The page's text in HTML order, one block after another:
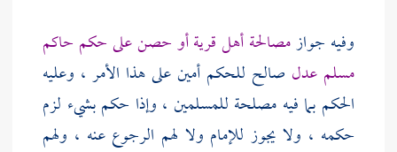
وفيه جوازمصالحة أهل قرية أو حصن على حكم حاكم
مسلم عدل صالح للحكم أمين على هذا الأمر ، وعليه
الحكم بما فيه مصلحة للمسلمين ، وإذا حكم بشيء لزم
حكمه ، ولا يجوز للإمام ولا لهم الرجوع عنه ، ولهم